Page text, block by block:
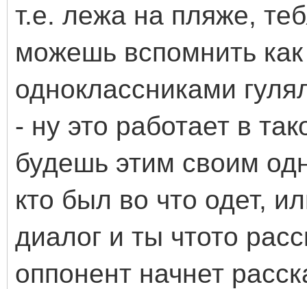
т.е. лежа на пляже,
можешь вспомнить
одноклассниками
- ну это работает в
будешь этим своим
кто был во что одет,
диалог и ты чтото
оппонент начнет